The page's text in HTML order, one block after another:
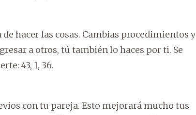
hacer las cosas. Cambias procedimientos y
a otros, tú también lo haces por ti. Se
43, 1, 36.
con tu pareja. Esto mejorará mucho tus